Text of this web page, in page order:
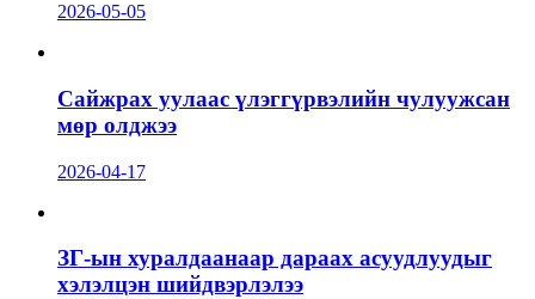
2026-05-05
Сайжрах уулаас үлэггүрвэлийн чулуужсан
мөр олджээ
2026-04-17
ЗГ-ын хуралдаанаар дараах асуудлуудыг
хэлэлцэн шийдвэрлэлээ